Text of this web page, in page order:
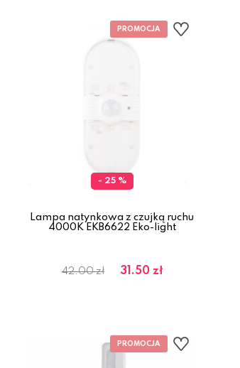
- 25 %
Lampa natynkowa z czujką ruchu
4000K EKB6622 Eko-light
42.00 zł 31.50 zł